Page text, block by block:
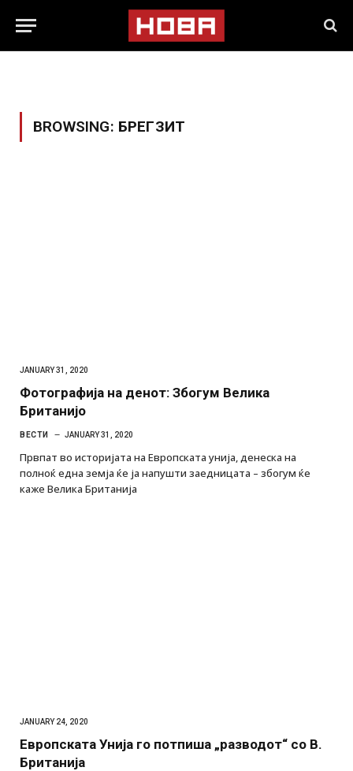
BROWSING: БРЕГЗИТ
JANUARY 31, 2020
Фотографија на денот: Збогум Велика
Британијо
ВЕСТИ JANUARY 31, 2020
Првпат во историјата на Европската унија, денеска на
полноќ една земја ќе ја напушти заедницата – збогум ќе
каже Велика Британија
JANUARY 24, 2020
Европската Унија го потпиша „разводот“ со В.
Британија